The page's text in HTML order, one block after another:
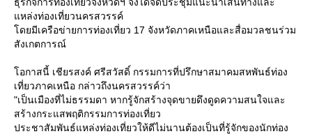
หล่งท่องเที่ยวนครสวรรค์
ดยมีเครือข่ายการท่องเที่ยว 17 จังหวัดภาคเหนือและสื่อมวลชนร่วม
สังเกตการณ์
อกาสนี้ เชียรสงค์ ศรีสวัสดิ์ กรรมการที่ปรึกษาสมาคมสหพันธ์ท่อง
เที่ยวภาคเหนือ กล่าวถึงนครสวรรค์ว่า
"เป็นเมืองที่ไม่ธรรมดา หากรู้จักสร้างจุดขายดึงดูดความสนใจและ
สร้างกระแสพฤติกรรมการท่องเที่ยว
ประชาสัมพันธ์แหล่งท่องเที่ยวให้ดีไม่นานต้องเป็นที่รู้จักของนักท่อง